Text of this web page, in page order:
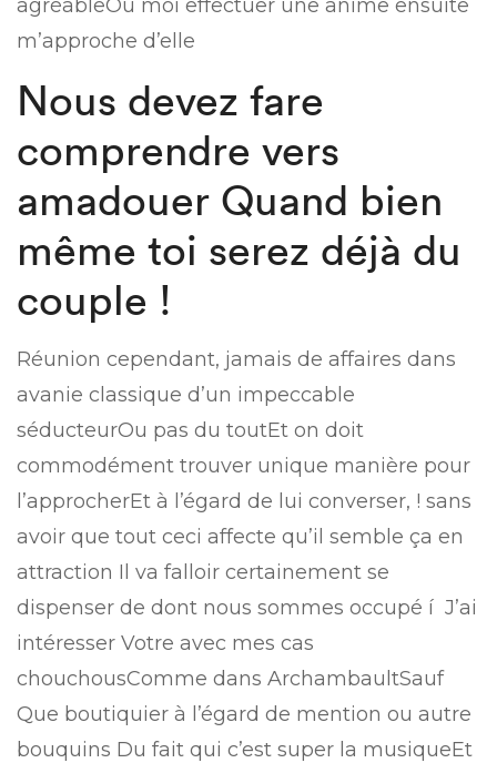
agréableOu moi effectuer une anime ensuite
m’approche d’elle
Nous devez fare
comprendre vers
amadouer Quand bien
même toi serez déjà du
couple !
Réunion cependant, jamais de affaires dans
avanie classique d’un impeccable
séducteurOu pas du toutEt on doit
commodément trouver unique manière pour
l’approcherEt à l’égard de lui converser, ! sans
avoir que tout ceci affecte qu’il semble ça en
attraction Il va falloir certainement se
dispenser de dont nous sommes occupé í J’ai
intéresser Votre avec mes cas
chouchousComme dans ArchambaultSauf
Que boutiquier à l’égard de mention ou autre
bouquins Du fait qui c’est super la musiqueEt